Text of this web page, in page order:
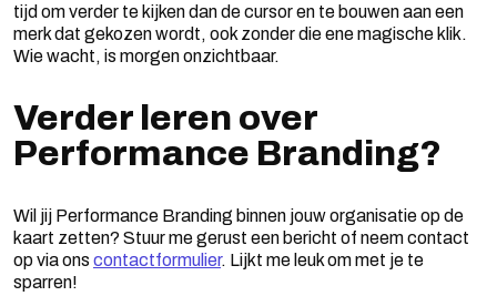
tijd om verder te kijken dan de cursor en te bouwen aan een
merk dat gekozen wordt, ook zonder die ene magische klik.
Wie wacht, is morgen onzichtbaar.
Verder leren over
Performance Branding?
Wil jij Performance Branding binnen jouw organisatie op de
kaart zetten? Stuur me gerust een bericht of neem contact
op via ons contactformulier. Lijkt me leuk om met je te
sparren!